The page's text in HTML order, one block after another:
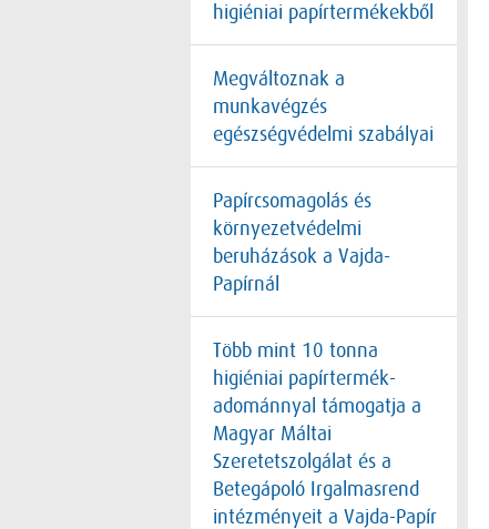
higiéniai papírtermékekből
Megváltoznak a
munkavégzés
egészségvédelmi szabályai
Papírcsomagolás és
környezetvédelmi
beruházások a Vajda-
Papírnál
Több mint 10 tonna
higiéniai papírtermék-
adománnyal támogatja a
Magyar Máltai
Szeretetszolgálat és a
Betegápoló Irgalmasrend
intézményeit a Vajda-Papír